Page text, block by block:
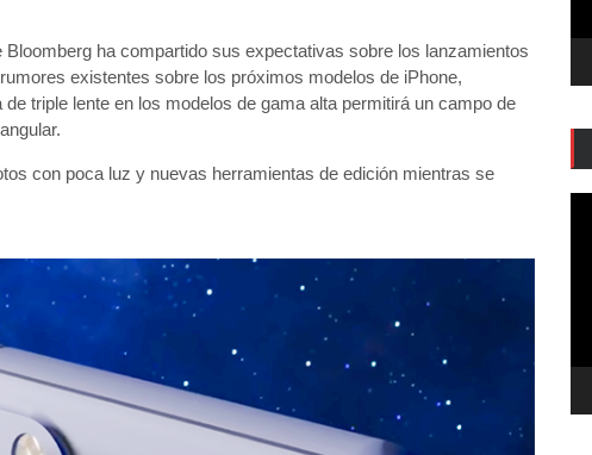
ha compartido sus expectativas sobre los lanzamientos
existentes sobre los próximos modelos de iPhone,
triple lente en los modelos de gama alta permitirá un campo de
con poca luz y nuevas herramientas de edición mientras se